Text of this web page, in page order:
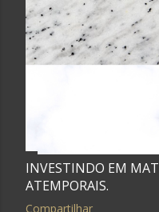
INVESTINDO EM
ATEMPORAIS.
Compartilhar